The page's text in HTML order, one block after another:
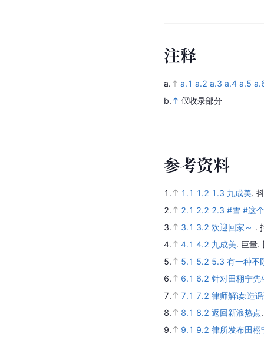
注释
a. a.1 a.2 a.3 a.4 a.5
b.
仅收录部分
参考资料
1. 1.1 1.2 1.3 九成美.
2.
2.1 2.2 2.3 #雪 #这
3.
3.1 3.2 欢迎回家～ .
4.
4.1 4.2 九成美. 巨量.
5.
5.1 5.2 5.3 有一种不
6.
6.1 6.2 针对田栩宁先
7.
7.1 7.2 律师解读:造
8.
8.1 8.2 返回新浪热点
9.
9.1 9.2 律所发布田栩